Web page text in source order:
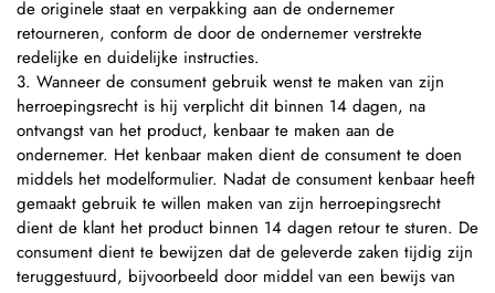
de originele staat en verpakking aan de ondernemer
retourneren, conform de door de ondernemer verstrekte
redelijke en duidelijke instructies.
3. Wanneer de consument gebruik wenst te maken van zijn
herroepingsrecht is hij verplicht dit binnen 14 dagen, na
ontvangst van het product, kenbaar te maken aan de
ondernemer. Het kenbaar maken dient de consument te doen
middels het modelformulier. Nadat de consument kenbaar heeft
gemaakt gebruik te willen maken van zijn herroepingsrecht
dient de klant het product binnen 14 dagen retour te sturen. De
consument dient te bewijzen dat de geleverde zaken tijdig zijn
teruggestuurd, bijvoorbeeld door middel van een bewijs van